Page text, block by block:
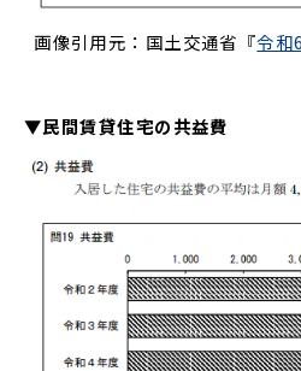
画像引用元：国土交通省『令和
▼民間賃貸住宅の共益費